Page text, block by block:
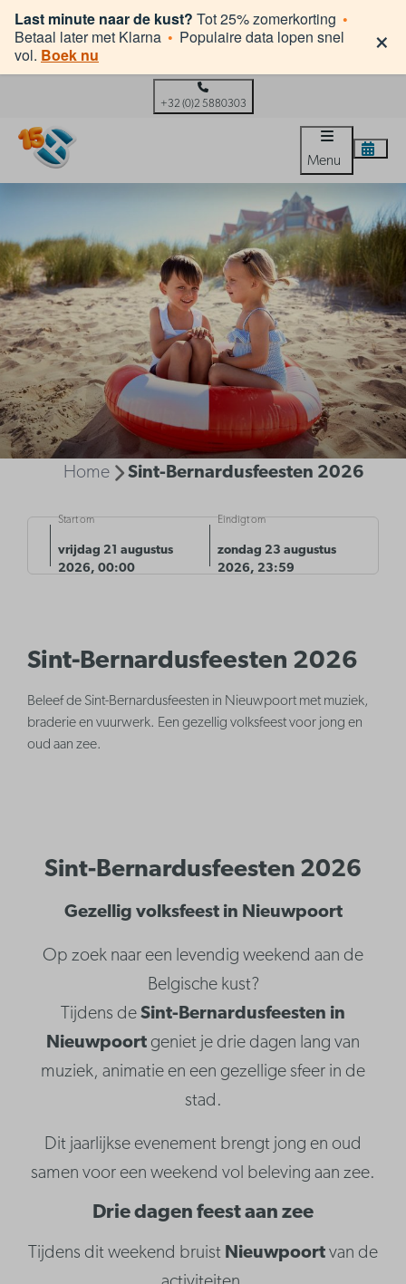
Last minute naar de kust? Tot 25% zomerkorting •
Betaal later met Klarna • Populaire data lopen snel
vol. Boek nu ×
+32 (0)2 5880303
Menu
Home Sint-Bernardusfeesten 2026
Start om
vrijdag 21 augustus
2026, 00:00
Eindigt om
zondag 23 augustus
2026, 23:59
Sint-Bernardusfeesten 2026
Beleef de Sint-Bernardusfeesten in Nieuwpoort met muziek,
braderie en vuurwerk. Een gezellig volksfeest voor jong en
oud aan zee.
Sint-Bernardusfeesten 2026
Gezellig volksfeest in Nieuwpoort
Op zoek naar een levendig weekend aan de
Belgische kust?
Tijdens de Sint-Bernardusfeesten in
Nieuwpoort geniet je drie dagen lang van
muziek, animatie en een gezellige sfeer in de
stad.
Dit jaarlijkse evenement brengt jong en oud
samen voor een weekend vol beleving aan zee.
Drie dagen feest aan zee
Tijdens dit weekend bruist Nieuwpoort van de